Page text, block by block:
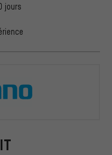
jours
Shimano